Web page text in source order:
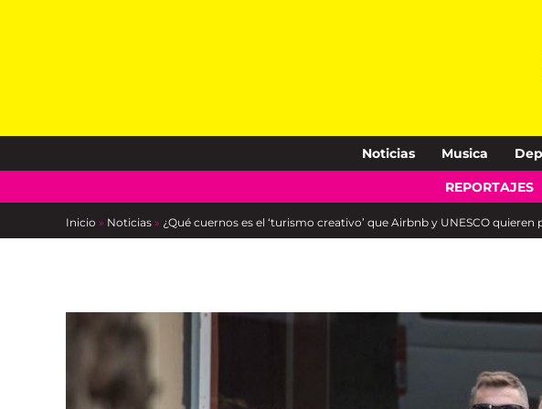
Noticias Musica
REPORTAJES
Inicio » Noticias » ¿Qué cuernos es el ‘turismo creativo’ que Airbnb y UNESCO quieren